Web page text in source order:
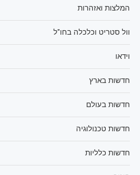
המלצות ואזהרות
וול סטריט וכלכלה בחו"ל
וידאו
חדשות בארץ
חדשות בעולם
חדשות טכנולוגיה
חדשות כלליות